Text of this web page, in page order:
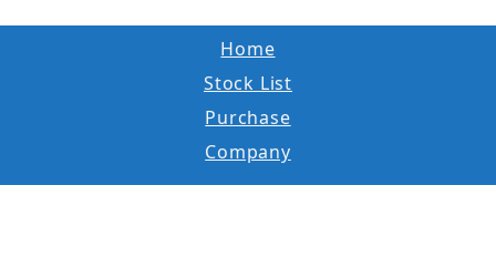
Home
Stock List
Purchase
Company